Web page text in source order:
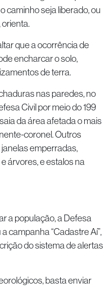
caminho seja liberado, ou
orienta.
que a ocorrência de
encharcar o solo,
de terra.
nas paredes, no
Civil por meio do 199
da área afetada o mais
coronel. Outros
emperradas,
árvores, e estalos na
a população, a Defesa
campanha “Cadastre Aí”,
do sistema de alertas
basta enviar